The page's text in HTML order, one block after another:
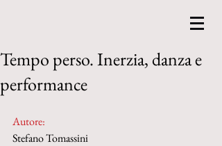
Tempo perso. Inerzia, danza e
performance
Autore:
Stefano Tomassini